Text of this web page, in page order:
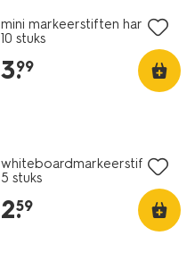
mini markeerstiften hartjes -
10 stuks
3.
99
whiteboardmarkeerstiften -
5 stuks
2.
59